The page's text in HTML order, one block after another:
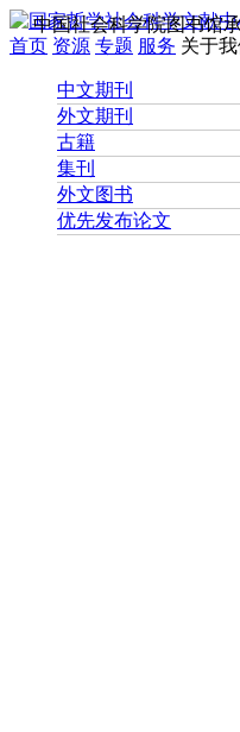
中国社会科学院图书馆
首页 资源 专题 服务 关于
中文期刊
外文期刊
古籍
集刊
外文图书
优先发布论文